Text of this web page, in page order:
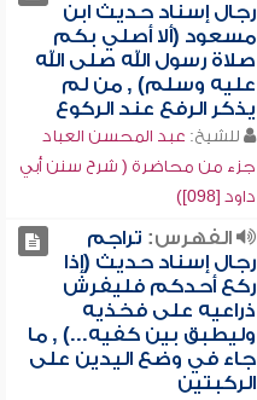
رجال إسناد حديث ابن
مسعود (ألا أصلي بكم
صلاة رسول الله صلى الله
عليه وسلم) , من لم
يذكر الرفع عند الركوع
للشيخ: عبد المحسن العباد
جزء من محاضرة ( شرح سنن أبي
داود [098])
الفهرس: تراجم
رجال إسناد حديث (إذا
ركع أحدكم فليفرش
ذراعيه على فخذيه
وليطبق بين كفيه...) , ما
جاء في وضع اليدين على
الركبتين